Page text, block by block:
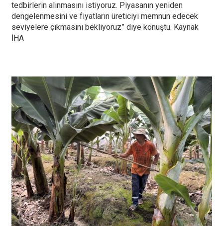
tedbirlerin alınmasını istiyoruz. Piyasanın yeniden
dengelenmesini ve fiyatların üreticiyi memnun edecek
seviyelere çıkmasını bekliyoruz” diye konuştu. Kaynak
İHA